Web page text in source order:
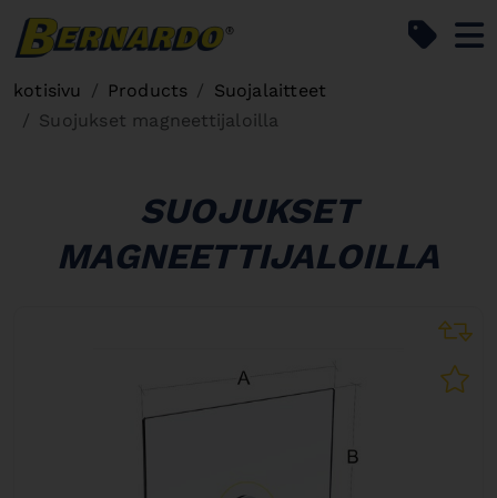
kotisivu Products
Suojalaitteet
Suojukset magneettijaloilla
SUOJUKSET
MAGNEETTIJALOILLA